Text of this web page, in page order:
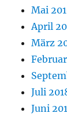
Mai
April
März
Juli
Juni